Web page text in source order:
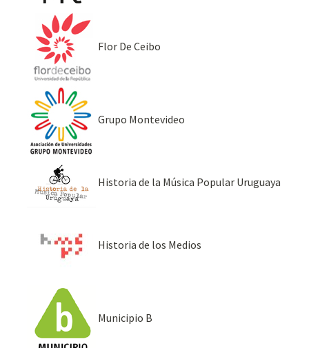
Flor De Ceibo
Grupo Montevideo
Historia de la Música Popular Uruguaya
Historia de los Medios
Municipio B